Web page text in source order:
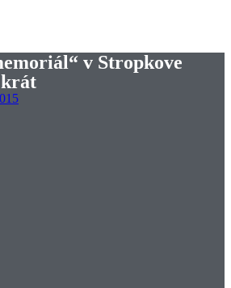
v Stropkove
krát